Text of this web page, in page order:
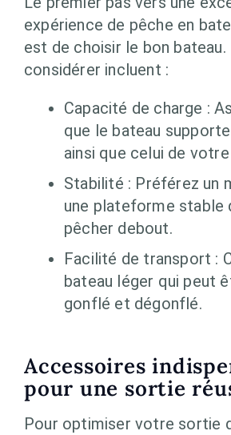
expérience de pêche en
est de choisir le bon
considérer incluent :
Capacité de charge :
que le bateau
ainsi que celui de
Stabilité : Préférez un
une plateforme stable
pêcher debout.
Facilité de transport :
bateau léger qui peut
gonflé et dégonflé.
Accessoires
pour une sortie
Pour optimiser votre sortie